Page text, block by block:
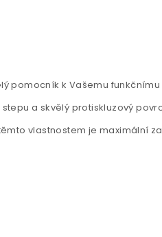
pomocník k Vašemu
a skvělý protiskluzový
vlastnostem je maximální